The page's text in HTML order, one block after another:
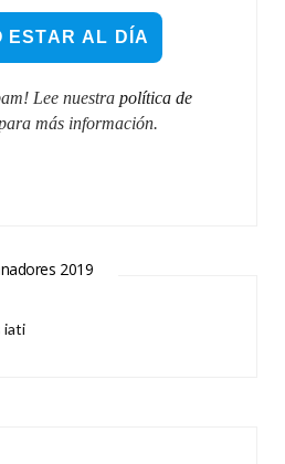
Lee nuestra política de
más información.
2019